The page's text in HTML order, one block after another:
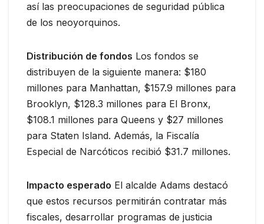
así las preocupaciones de seguridad pública
de los neoyorquinos.
Distribución de fondos Los fondos se
distribuyen de la siguiente manera: $180
millones para Manhattan, $157.9 millones para
Brooklyn, $128.3 millones para El Bronx,
$108.1 millones para Queens y $27 millones
para Staten Island. Además, la Fiscalía
Especial de Narcóticos recibió $31.7 millones.
Impacto esperado El alcalde Adams destacó
que estos recursos permitirán contratar más
fiscales, desarrollar programas de justicia